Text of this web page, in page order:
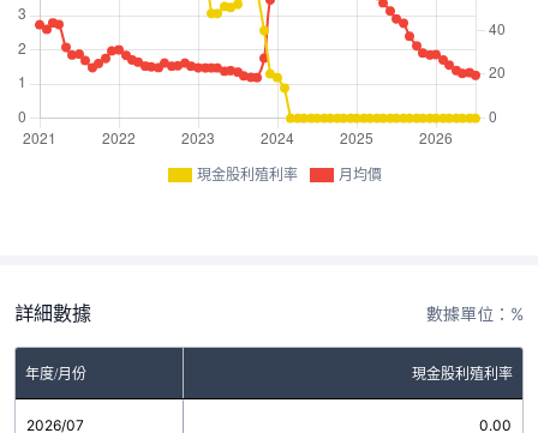
現金股利殖利率 月均價
詳細數據 數據單位：%
年度/月份 現金股利殖利率
2026/07 0.00